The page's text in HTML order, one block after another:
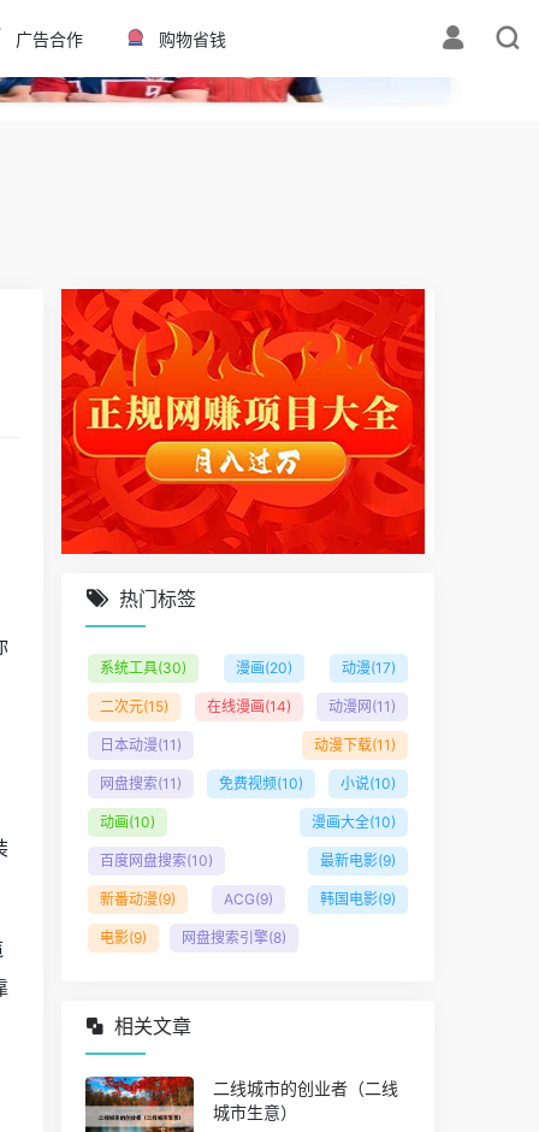
✕
广告合作 购物省钱
热门标签
系统工具(30) 漫画(20) 动漫(17)
二次元(15) 在线漫画(14) 动漫网 (11)
日本动漫(11) 动漫下载(11)
网盘搜索(11) 免费视频(10) 小说(10)
动画(10) 漫画大全(10)
百度网盘搜索(10) 最新电影(9)
新番动漫(9) ACG(9) 韩国电影(9)
电影(9) 网盘搜索引擎(8)
相关文章
二线城市的创业者（二线
城市生意）